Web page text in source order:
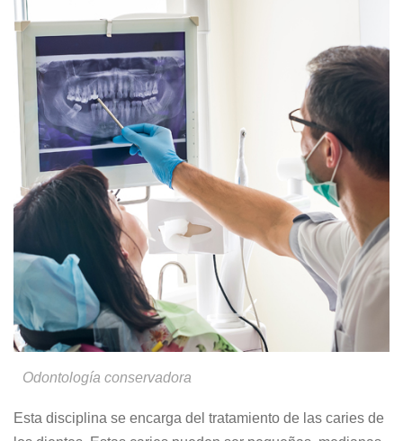
Odontología conservadora
Esta disciplina se encarga del tratamiento de las caries de